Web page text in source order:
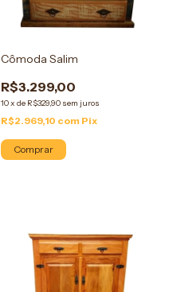
Cômoda Salim
R$3.299,00
10x de R$329,90 sem juros
R$2.969,10 com Pix
Comprar